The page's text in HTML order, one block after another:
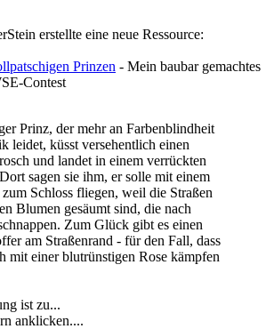
erstellte eine neue Ressource:
Prinzen - Mein baubar gemachtes
Contest
Prinz, der mehr an Farbenblindheit
leidet, küsst versehentlich einen
und landet in einem verrückten
sagen sie ihm, er solle mit einem
Schloss fliegen, weil die Straßen
Blumen gesäumt sind, die nach
Zum Glück gibt es einen
am Straßenrand - für den Fall, dass
mit einer blutrünstigen Rose kämpfen
ist zu...
anklicken....